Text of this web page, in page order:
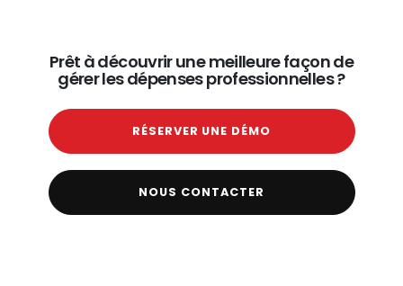
Prêt à découvrir une meilleure façon de
gérer les dépenses professionnelles ?
RÉSERVER UNE DÉMO
NOUS CONTACTER